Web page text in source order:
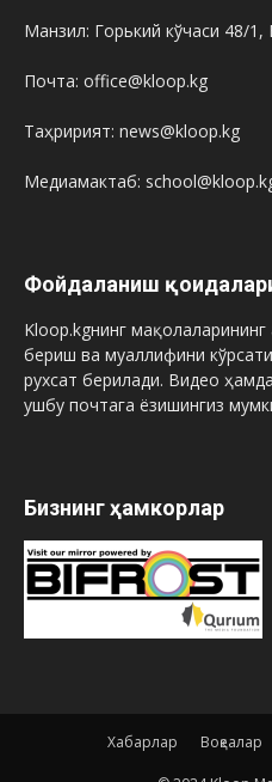
Манзил: Горький кўчаси 48/1,
Почта: office@kloop.kg
Таҳририят: news@kloop.kg
Медиамактаб:
Фойдаланиш
Kloop.kgнинг мақолаларининг
бериш ва муаллифини
рухсат берилади. Видео
ушбу почтага ёзишингиз
Бизнинг ҳамкорлар
Хабарлар Воқеалар